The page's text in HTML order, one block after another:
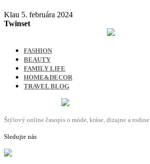
Klau 5. februára 2024
Twinset
FASHION
BEAUTY
FAMILY LIFE
HOME&DECOR
TRAVEL BLOG
Štýlový online časopis o móde, kráse, dizajne a rodine.
Sledujte nás